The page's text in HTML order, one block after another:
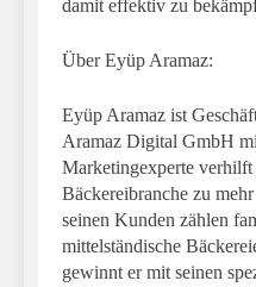
damit effektiv zu
Über Eyüp Aramaz:
Eyüp Aramaz ist
Aramaz Digital GmbH
Marketingexperte
Bäckereibranche zu
seinen Kunden zählen
mittelständische
gewinnt er mit seinen